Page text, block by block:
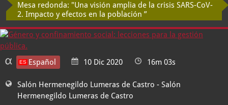
Mesa redonda: "Una visión amplia de la crisis SARS-CoV-
2. Impacto y efectos en la población ”
Español 10 Dic 2020 16m 03s
Salón Hermenegildo Lumeras de Castro - Salón
Hermenegildo Lumeras de Castro